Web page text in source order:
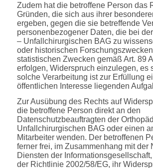
Zudem hat die betroffene Person das
Gründen, die sich aus ihrer
ergeben, gegen die sie betreffende
personenbezogener Daten, die bei
– Unfallchirurgischen BAG zu
oder historischen
statistischen Zwecken gemäß Art. 89
erfolgen, Widerspruch einzulegen, es
solche Verarbeitung ist zur Erfüllung
öffentlichen Interesse liegenden
Zur Ausübung des Rechts auf
die betroffene Person direkt an den
Datenschutzbeauftragten der
Unfallchirurgischen BAG oder einen
Mitarbeiter wenden. Der betroffenen
ferner frei, im Zusammenhang mit der
Diensten der
der Richtlinie 2002/58/EG, ihr